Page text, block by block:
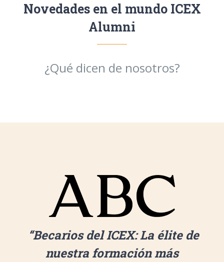
Novedades en el mundo ICEX
Alumni
¿Qué dicen de nosotros?
“Becarios del ICEX: La élite de
nuestra formación más